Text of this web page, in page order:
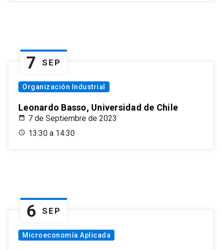
7 SEP
Organización Industrial
Leonardo Basso, Universidad de Chile
7 de Septiembre de 2023
13:30 a 14:30
6 SEP
Microeconomía Aplicada